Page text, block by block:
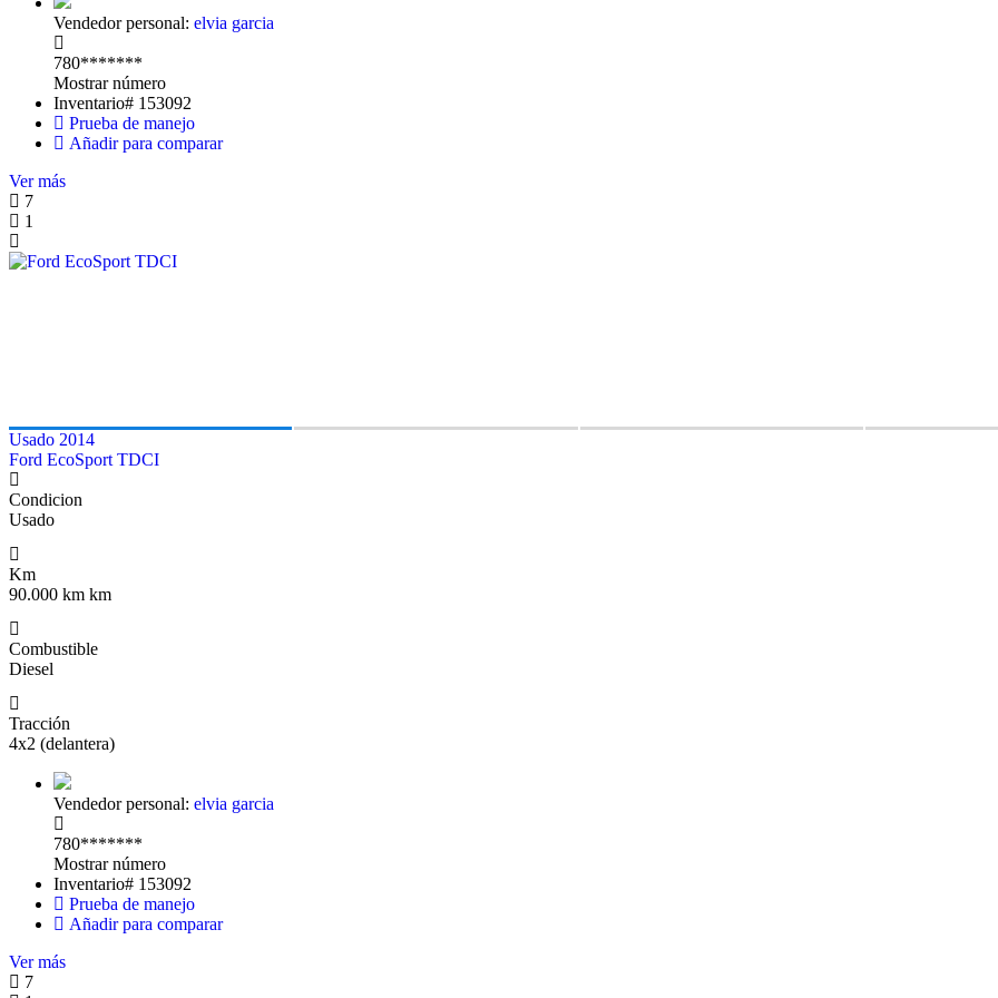
Vendedor personal: elvia garcia
780*******
Mostrar número
Inventario# 153092
Prueba de manejo
Añadir para comparar
Ver más
7
1
Usado 2014
Ford EcoSport TDCI
Condicion
Usado
Km
90.000 km km
Combustible
Diesel
Tracción
4x2 (delantera)
Vendedor personal: elvia garcia
780*******
Mostrar número
Inventario# 153092
Prueba de manejo
Añadir para comparar
Ver más
7